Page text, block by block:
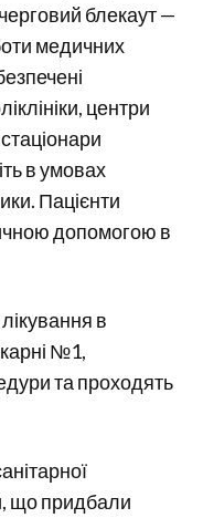
блекаут —
медичних
центри
в умовах
Пацієнти
допомогою в
в
№1,
та проходять
що придбали